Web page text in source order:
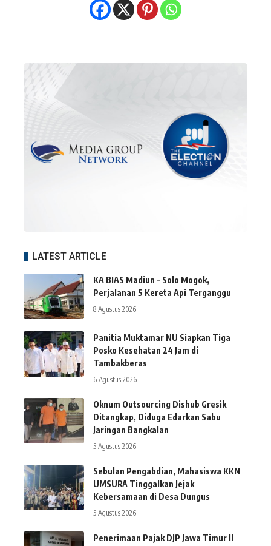
LATEST ARTICLE
KA BIAS Madiun – Solo Mogok,
Perjalanan 5 Kereta Api Terganggu
8 Agustus 2026
Panitia Muktamar NU Siapkan Tiga
Posko Kesehatan 24 Jam di
Tambakberas
6 Agustus 2026
Oknum Outsourcing Dishub Gresik
Ditangkap, Diduga Edarkan Sabu
Jaringan Bangkalan
5 Agustus 2026
Sebulan Pengabdian, Mahasiswa KKN
UMSURA Tinggalkan Jejak
Kebersamaan di Desa Dungus
5 Agustus 2026
Penerimaan Pajak DJP Jawa Timur II